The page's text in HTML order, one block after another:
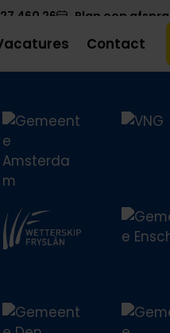
460 26 Plan een
Contact